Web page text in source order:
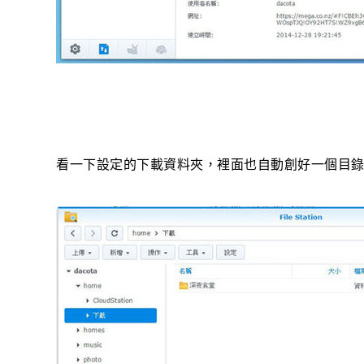
看一下設定的下載資料夾，裡面也自動創好一個目